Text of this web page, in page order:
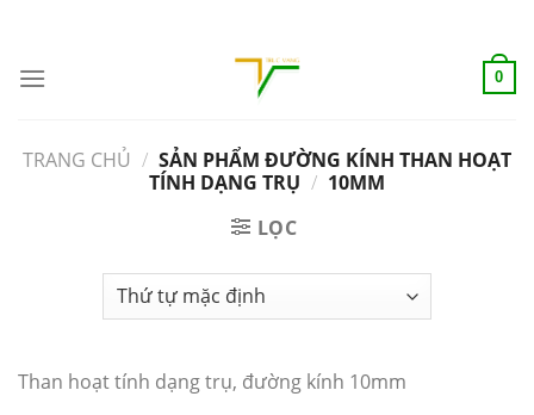
content
0
TRANG CHỦ / SẢN PHẨM ĐƯỜNG KÍNH THAN HOẠT
TÍNH DẠNG TRỤ / 10MM
LỌC
Than hoạt tính dạng trụ, đường kính 10mm